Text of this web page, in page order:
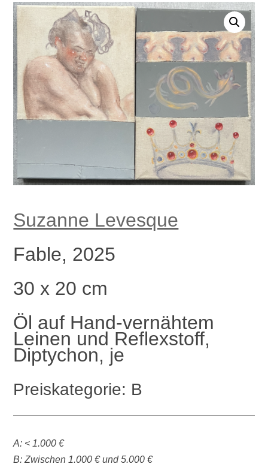
Suzanne Levesque
Fable, 2025
30 x 20 cm
Öl auf Hand-vernähtem
Leinen und Reflexstoff,
Diptychon, je
Preiskategorie: B
A: < 1.000 €
B: Zwischen 1.000 € und 5.000 €